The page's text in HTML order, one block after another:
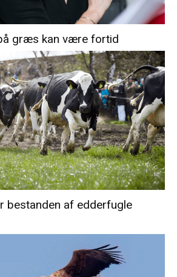
græs kan være fortid
bestanden af edderfugle